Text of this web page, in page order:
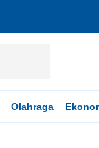
Olahraga